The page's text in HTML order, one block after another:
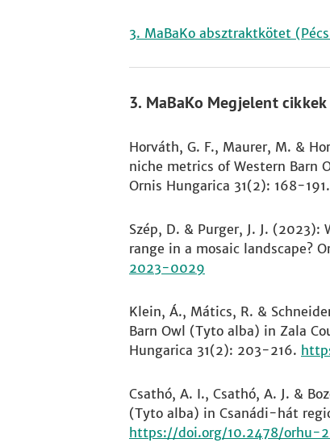
3. MaBaKo absztraktkötet
3. MaBaKo Megjelent cikkek
Horváth, G. F., Maurer, M. &
niche metrics of Western Barn
Ornis Hungarica 31(2): 168-191.
Szép, D. & Purger, J. J.
range in a mosaic landscape?
2023-0029
Klein, Á., Mátics, R. &
Barn Owl (Tyto alba) in Zala
Hungarica 31(2): 203-216.
Csathó, A. I., Csathó, A. J. &
(Tyto alba) in Csanádi-hát
https://doi.org/10.2478/orhu-